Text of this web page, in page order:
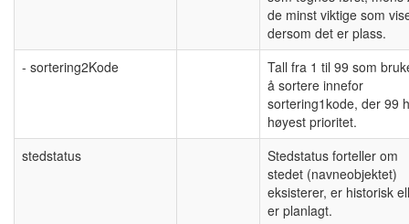
de minst viktige som
dersom det er plass.
- sortering2Kode
Tall fra 1 til 99 som
å sortere innefor
sortering1kode, der 99
høyest prioritet.
stedstatus
Stedstatus forteller om
stedet (navneobjektet)
eksisterer, er historisk
er planlagt.